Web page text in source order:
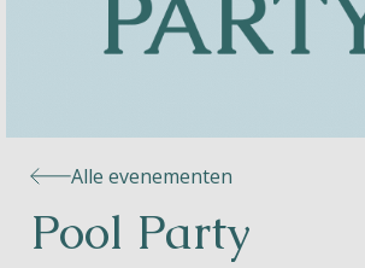
Le Perron
Helios
Alle evenementen
Pool Party